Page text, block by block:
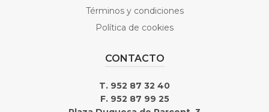
Términos y condiciones
Política de cookies
CONTACTO
T. 952 87 32 40
F. 952 87 99 25